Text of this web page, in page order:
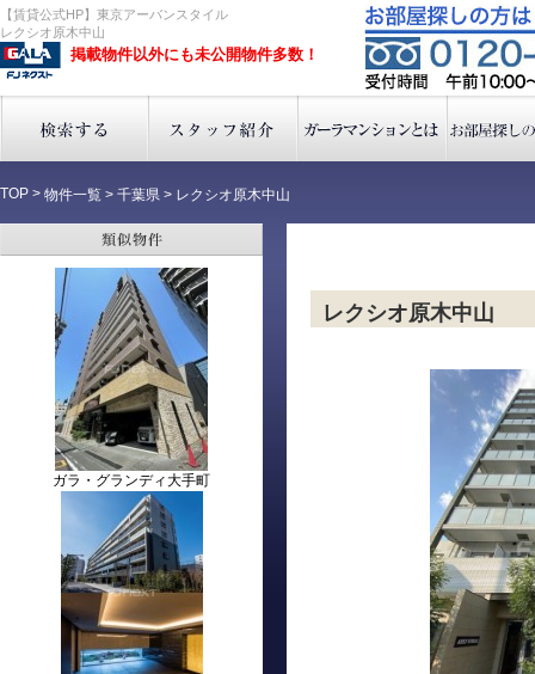
【賃貸公式HP】東京アーバンスタイル
レクシオ原木中山
掲載物件以外にも未公開物件多数！
TOP > 物件一覧 > 千葉県 > レクシオ原木中山
ガラ・グランディ大手町
レクシオ原木中山